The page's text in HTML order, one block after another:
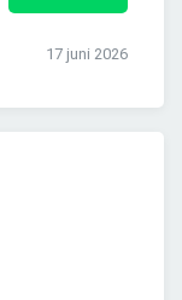
17 juni 2026